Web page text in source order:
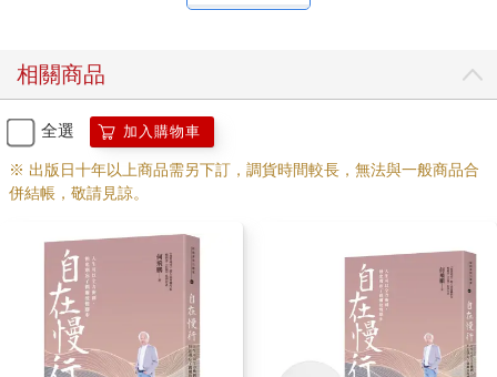
相關商品
全選 加入購物車
※ 出版日十年以上商品需另下訂，調貨時間較長，無法與一般商品合
併結帳，敬請見諒。